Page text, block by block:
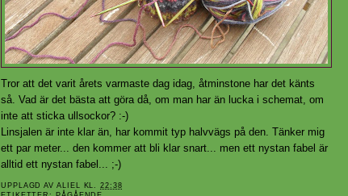
Tror att det varit årets varmaste dag idag, åtminstone har det känts
så. Vad är det bästa att göra då, om man har än lucka i schemat, om
inte att sticka ullsockor? :-)
Linsjalen är inte klar än, har kommit typ halvvägs på den. Tänker mig
ett par meter... den kommer att bli klar snart... men ett nystan fabel är
alltid ett nystan fabel... ;-)
UPPLAGD AVALIEL KL.22:38